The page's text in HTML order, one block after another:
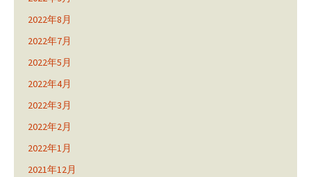
2022年8月
2022年7月
2022年5月
2022年4月
2022年3月
2022年2月
2022年1月
2021年12月